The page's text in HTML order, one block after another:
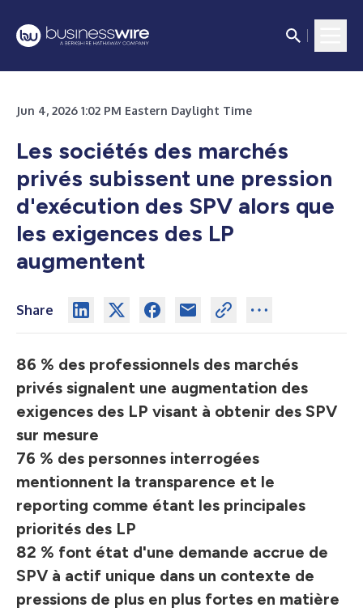
Jun 4, 2026 1:02 PM Eastern Daylight Time
Les sociétés des marchés
privés subissent une pression
d'exécution des SPV alors que
les exigences des LP
augmentent
Share
86 % des professionnels des marchés
privés signalent une augmentation des
exigences des LP visant à obtenir des SPV
sur mesure
76 % des personnes interrogées
mentionnent la transparence et le
reporting comme étant les principales
priorités des LP
82 % font état d'une demande accrue de
SPV à actif unique dans un contexte de
pressions de plus en plus fortes en matière